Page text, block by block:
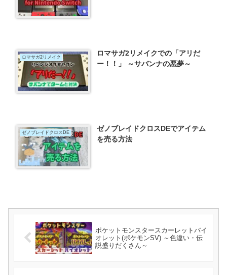
ロマサガ2リメイク
ロマサガ2リメイクでの「アリだ
ー！！」 ～サバンナの悪夢～
ゼノブレイドクロスDE
ゼノブレイドクロスDEでアイテム
を売る方法
ポケットモンスタースカーレットバイ
オレット(ポケモンSV) ～色違い・伝
説盛りだくさん～